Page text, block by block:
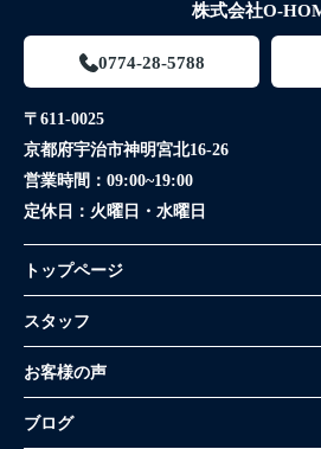
株式会社O-
0774-28-5788
〒611-0025
京都府宇治市神明宮北16-26
営業時間： 09:00~19:00
定休日： 火曜日・水曜日
トップページ
スタッフ
お客様の声
ブログ